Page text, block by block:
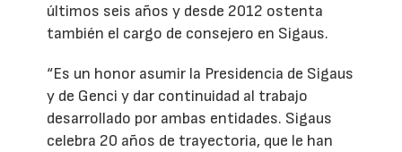
últimos seis años y desde 2012 ostenta
también el cargo de consejero en Sigaus.
“Es un honor asumir la Presidencia de Sigaus
y de Genci y dar continuidad al trabajo
desarrollado por ambas entidades. Sigaus
celebra 20 años de trayectoria, que le han